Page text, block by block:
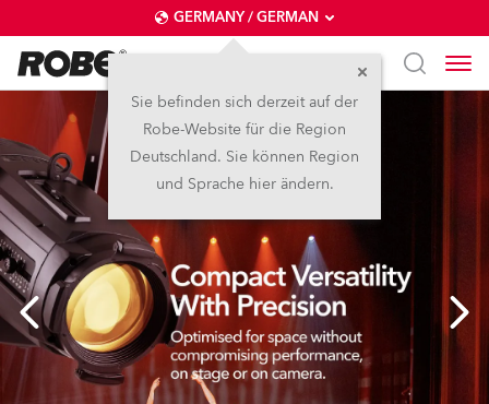
GERMANY / GERMAN
Sie befinden sich derzeit auf der
Robe-Website für die Region
Deutschland. Sie können Region
und Sprache hier ändern.